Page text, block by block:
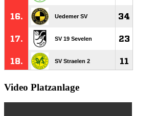
Video Platzanlage